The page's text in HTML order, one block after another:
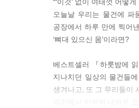
-「펍과 레스토랑 · 시민
당시의 지하철은 역 위로
러나 증기기관차는 때때
-「지하철과 전철 · 도시
--- 본문 중에서
“‘이것’ 없이 여태껏 어떻
오늘날 우리는 물건에
공장에서 하루 만에 찍어
‘뼈대 있으신 몸’이라면?
베스트셀러 『하룻밤에
지나치던 일상의 물건들
생겨나고, 또 그 무리들이